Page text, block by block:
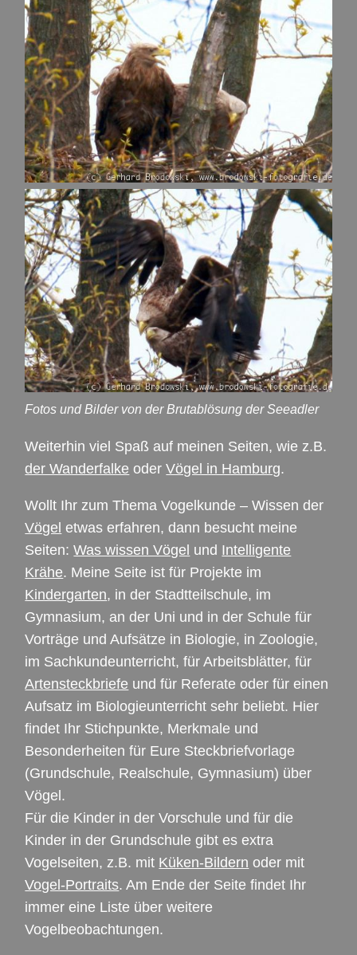
Fotos und Bilder von der Brutablösung der Seeadler
Weiterhin viel Spaß auf meinen Seiten, wie z.B.
der Wanderfalke oderVögel in Hamburg.
Wollt Ihr zum Thema Vogelkunde – Wissen der
Vögel etwas erfahren, dann besucht meine
Seiten:Was wissen Vögel und Intelligente
Krähe. Meine Seite ist für Projekte im
Kindergarten, in der Stadtteilschule, im
Gymnasium, an der Uni und in der Schule für
Vorträge und Aufsätze in Biologie, in Zoologie,
im Sachkundeunterricht, für Arbeitsblätter, für
Artensteckbriefe und für Referate oder für einen
Aufsatz im Biologieunterricht sehr beliebt. Hier
findet Ihr Stichpunkte, Merkmale und
Besonderheiten für Eure Steckbriefvorlage
(Grundschule, Realschule, Gymnasium) über
Vögel.
Für die Kinder in der Vorschule und für die
Kinder in der Grundschule gibt es extra
Vogelseiten, z.B. mit Küken-Bildern oder mit
Vogel-Portraits. Am Ende der Seite findet Ihr
immer eine Liste über weitere
Vogelbeobachtungen.